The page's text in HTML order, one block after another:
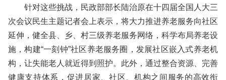
针对这些挑战，民政部部长陆治原在十四届全国人大三
次会议民生主题记者会上表示，将大力推进养老服务向社区
延伸，健全县、乡、村三级养老服务网络，科学布局养老设
施，构建“一刻钟”社区养老服务圈，发展社区嵌入式养老机
构，让失能老人就近得到照护。此外，通过整合资源、完善
健康支持体系，促进居家、社区、机构之间服务的高效衔